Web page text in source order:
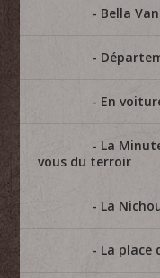
Bella
En
La
vous du terroir
La
La place